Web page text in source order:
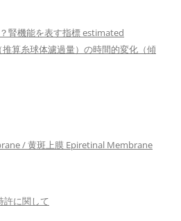
腎機能を表す指標 estimated
算糸球体濾過量）の時間的変化（傾
/ 黄斑上膜 Epiretinal Membrane
許に関して